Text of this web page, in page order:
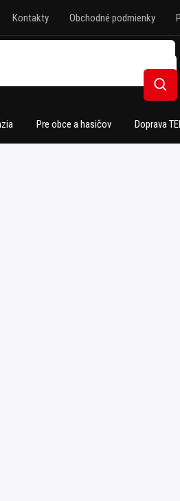
Kontakty Obchodné podmienky
Hľadať
Pre obce a hasičov Doprava